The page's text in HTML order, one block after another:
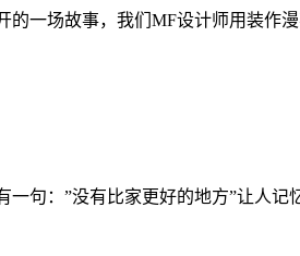
的一场故事，我们MF设计师用装
句：”没有比家更好的地方”让人